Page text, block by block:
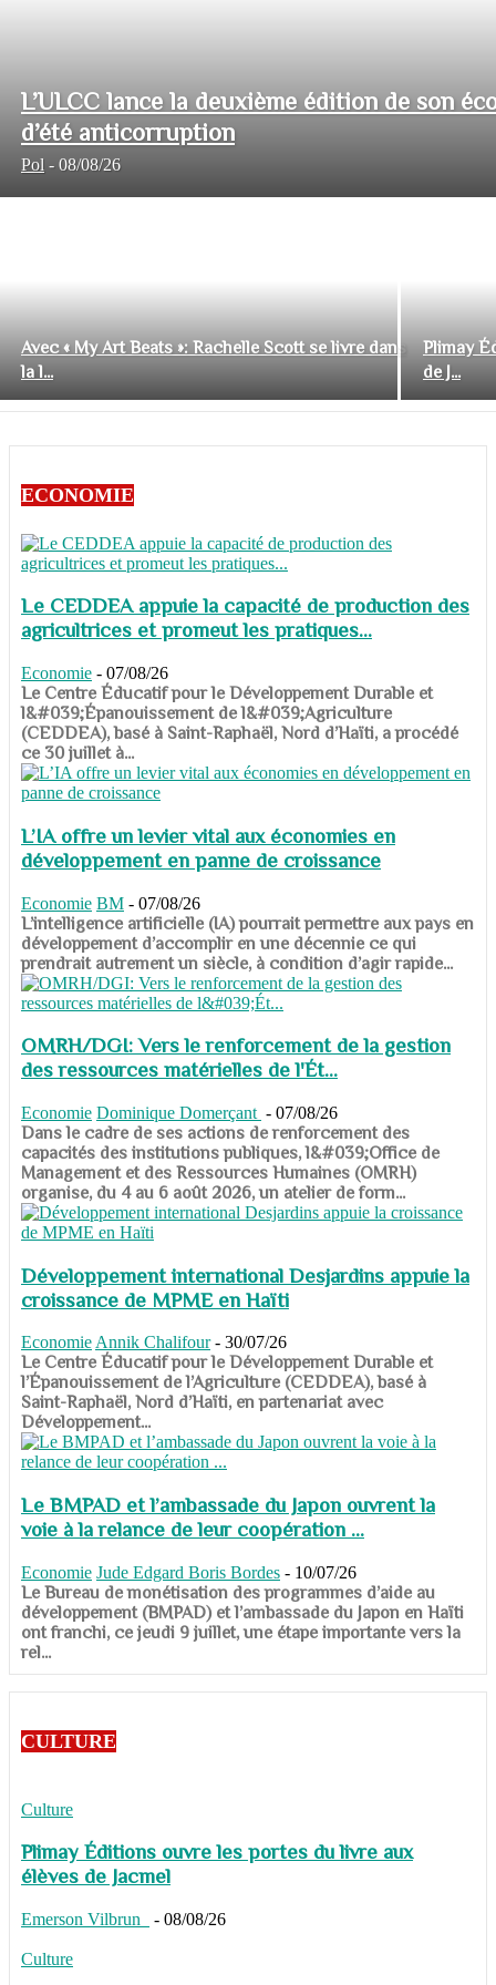
L’ULCC lance la deuxième édition de son
d’été anticorruption
Pol - 08/08/26
Avec « My Art Beats »: Rachelle Scott se livre dans
la l...
Plimay
de J...
ECONOMIE
Le CEDDEA appuie la capacité de production des
agricultrices et promeut les pratiques...
Economie - 07/08/26
​​​​​​​Le Centre Éducatif pour le Développement Durable et
l&#039;Épanouissement de l&#039;Agriculture
(CEDDEA), basé à Saint-Raphaël, Nord d’Haïti, a procédé
ce 30 juillet à...
L’IA offre un levier vital aux économies en
développement en panne de croissance
Economie BM - 07/08/26
​​​​​​​L’intelligence artificielle (IA) pourrait permettre aux pays en
développement d’accomplir en une décennie ce qui
prendrait autrement un siècle, à condition d’agir rapide...
OMRH/DGI: Vers le renforcement de la gestion
des ressources matérielles de l'Ét...
Economie Dominique Domerçant - 07/08/26
Dans le cadre de ses actions de renforcement des
capacités des institutions publiques, l&#039;Office de
Management et des Ressources Humaines (OMRH)
organise, du 4 au 6 août 2026, un atelier de form...
Développement international Desjardins appuie la
croissance de MPME en Haïti
Economie Annik Chalifour - 30/07/26
​​​​​​​Le Centre Éducatif pour le Développement Durable et
l’Épanouissement de l’Agriculture (CEDDEA), basé à
Saint-Raphaël, Nord d’Haïti, en partenariat avec
Développement...
Le BMPAD et l’ambassade du Japon ouvrent la
voie à la relance de leur coopération ...
Economie Jude Edgard Boris Bordes - 10/07/26
​​​​​​​Le Bureau de monétisation des programmes d’aide au
développement (BMPAD) et l’ambassade du Japon en Haïti
ont franchi, ce jeudi 9 juillet, une étape importante vers la
rel...
CULTURE
Culture
Plimay Éditions ouvre les portes du livre aux
élèves de Jacmel
Emerson Vilbrun - 08/08/26
Culture